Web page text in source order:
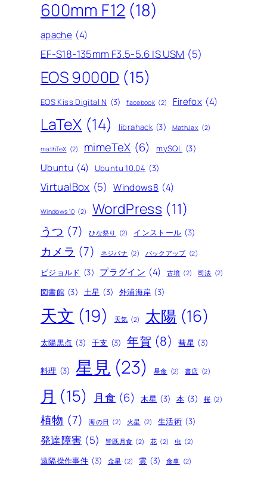
600mm F12 (18)
apache (4)
EF-S18-135mm F3.5-5.6 IS USM (5)
EOS 9000D (15)
EOS Kiss Digital N (3) facebook (2) Firefox (4)
LaTeX (14) librahack (3) MathJax (2)
mathTeX (2) mimeTeX (6) mySQL (3)
Ubuntu (4) Ubuntu 10.04 (3)
VirtualBox (5) Windows8 (4)
Windows10 (2) WordPress (11)
うつ (7) ひな祭り (2) インストール (3)
カメラ (7) ネジバナ (2) バックアップ (2)
ビジョルド (3) プラグイン (4) 古墳 (2) 司法 (2)
図書館 (3) 土星 (3) 外浦海岸 (3)
天文 (19) 天気 (2) 太陽 (16)
太陽黒点 (3) 干支 (3) 年賀 (8) 彗星 (3)
料理 (3) 星見 (23) 星食 (2) 書店 (2)
月 (15) 月食 (6) 木星 (3) 本 (3) 桜 (2)
植物 (7) 海の日 (2) 火星 (2) 生活術 (3)
発達障害 (5) 皆既月食 (2) 花 (2) 虫 (2)
遠隔操作事件 (3) 金星 (2) 雲 (3) 食事 (2)